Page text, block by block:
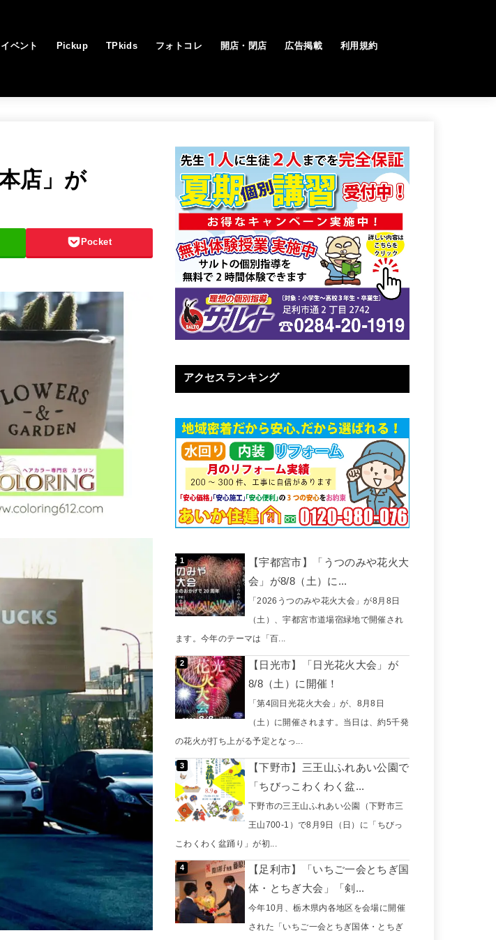
イベント Pickup TPkids フォトコレ 開店・閉店 広告掲載 利用規約
店」が
Pocket
アクセスランキング
【宇都宮市】「うつのみや花火大
会」が8/8（土）に...
「2026うつのみや花火大会」が8月8日
（土）、宇都宮市道場宿緑地で開催され
ます。今年のテーマは「百...
【日光市】「日光花火大会」が
8/8（土）に開催！
「第4回日光花火大会」が、8月8日
（土）に開催されます。当日は、約5千発
の花火が打ち上がる予定となっ...
【下野市】三王山ふれあい公園で
「ちびっこわくわく盆...
下野市の三王山ふれあい公園（下野市三
王山700-1）で8月9日（日）に「ちびっ
こわくわく盆踊り」が初...
【足利市】「いちご一会とちぎ国
体・とちぎ大会」「剣...
今年10月、栃木県内各地区を会場に開催
された「いちご一会とちぎ国体・とちぎ